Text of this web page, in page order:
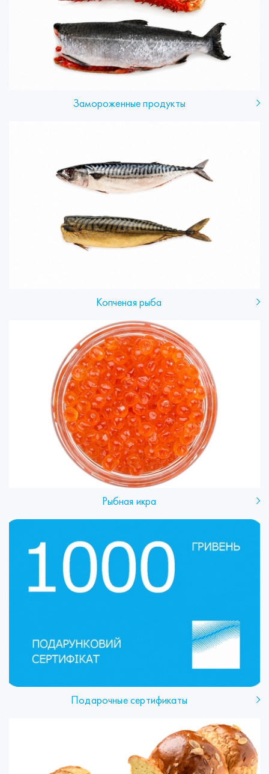
Замороженные продукты
Копченая рыба
Рыбная икра
Подарочные сертификаты